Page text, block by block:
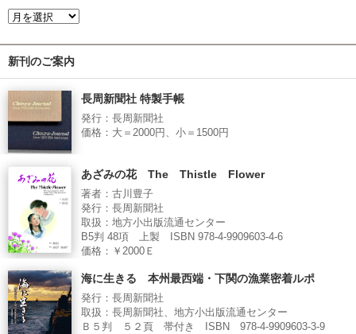
新刊のご案内
長周新聞社 特製手帳
発行：長周新聞社
価格：大＝2000円、小＝1500円
あざみの花 The Thistle Flower
著者：古川豊子
発行：長周新聞社
取扱：地方小出版流通センター
B5判 48項 上製 ISBN 978-4-9909603-4-6
価格：￥2000Ｅ
海に生きる 本州最西端・下関の漁業密着ルポ
発行：長周新聞社
取扱：長周新聞社、地方小出版流通センター
Ｂ５判 ５２頁 帯付き ISBN 978-4-9909603-3-9